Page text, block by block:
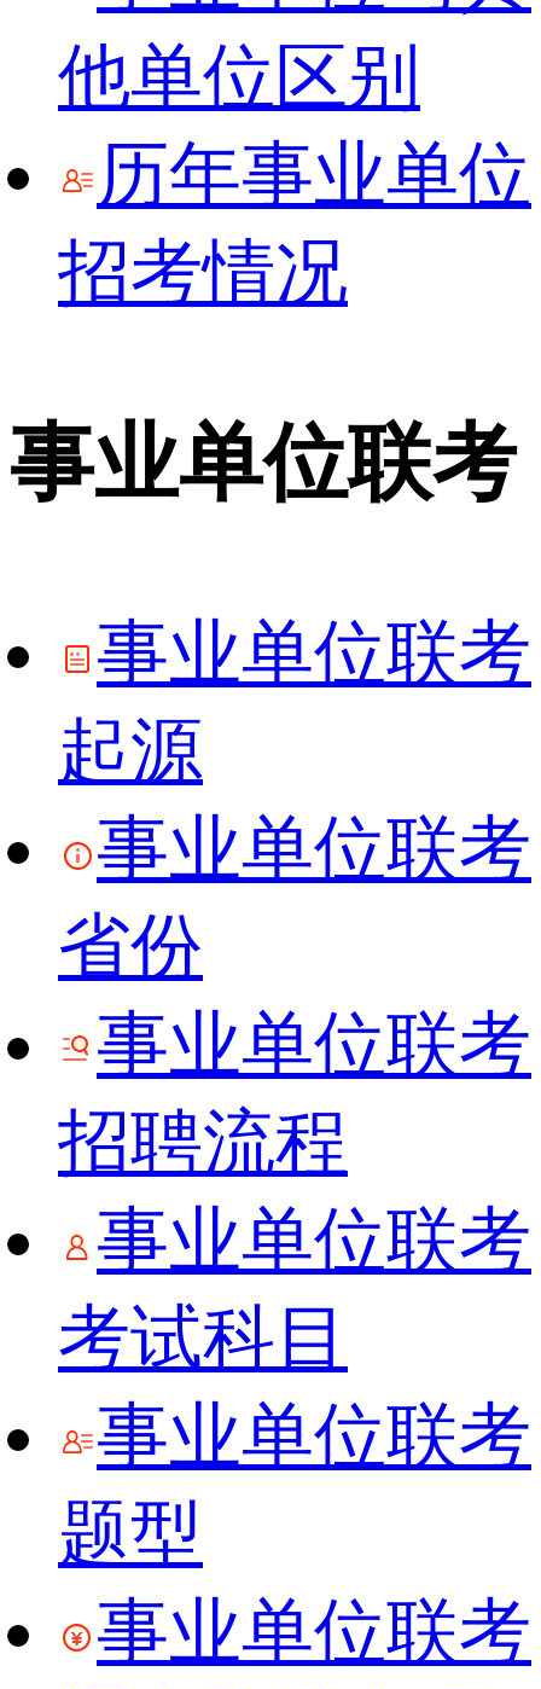
他单位区别
历年事业单位
招考情况
事业单位联考
事业单位联考
起源
事业单位联考
省份
事业单位联考
招聘流程
事业单位联考
考试科目
事业单位联考
题型
事业单位联考